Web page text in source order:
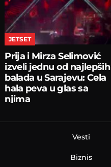
JETSET
Prija i Mirza Selimović
izveli jednu od najlepših
balada u Sarajevu: Cela
hala peva u glas sa
njima
Vesti
Biznis